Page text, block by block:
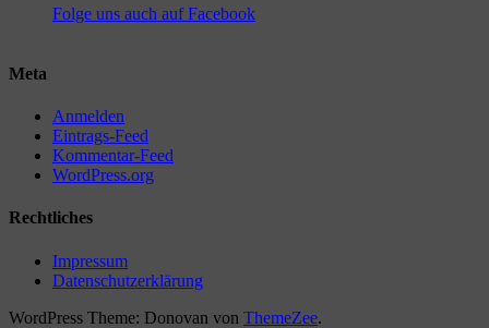
Folge uns auch auf Facebook
Meta
Anmelden
Eintrags-Feed
Kommentar-Feed
WordPress.org
Rechtliches
Impressum
Datenschutzerklärung
WordPress Theme: Donovan von ThemeZee.